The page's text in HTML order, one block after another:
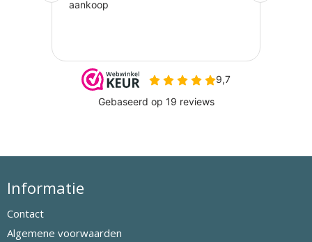
Informatie
Contact
Algemene voorwaarden